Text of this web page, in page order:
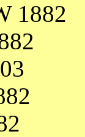
1882